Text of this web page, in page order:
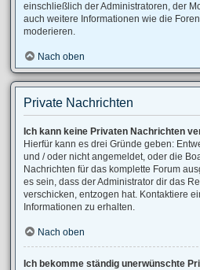
einschließlich der Administratoren, der
auch weitere Informationen wie die
moderieren.
Nach oben
Private Nachrichten
Ich kann keine Privaten Nachrichten
Hierfür kann es drei Gründe geben:
und / oder nicht angemeldet, oder die
Nachrichten für das komplette Forum
es sein, dass der Administrator dir das
verschicken, entzogen hat. Kontaktiere
Informationen zu erhalten.
Nach oben
Ich bekomme ständig unerwünschte